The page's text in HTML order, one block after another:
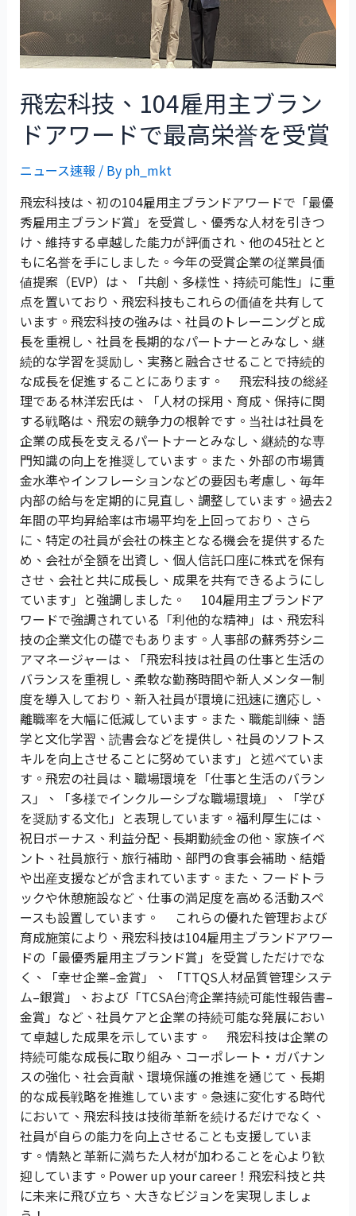
飛宏科技、104雇用主ブラン
ドアワードで最高栄誉を受賞
ニュース速報 / By ph_mkt
飛宏科技は、初の104雇用主ブランドアワードで「最優
秀雇用主ブランド賞」を受賞し、優秀な人材を引きつ
け、維持する卓越した能力が評価され、他の45社とと
もに名誉を手にしました。今年の受賞企業の従業員価
値提案（EVP）は、「共創、多様性、持続可能性」に重
点を置いており、飛宏科技もこれらの価値を共有して
います。飛宏科技の強みは、社員のトレーニングと成
長を重視し、社員を長期的なパートナーとみなし、継
続的な学習を奨励し、実務と融合させることで持続的
な成長を促進することにあります。 飛宏科技の総経
理である林洋宏氏は、「人材の採用、育成、保持に関
する戦略は、飛宏の競争力の根幹です。当社は社員を
企業の成長を支えるパートナーとみなし、継続的な専
門知識の向上を推奨しています。また、外部の市場賃
金水準やインフレーションなどの要因も考慮し、毎年
内部の給与を定期的に見直し、調整しています。過去2
年間の平均昇給率は市場平均を上回っており、さら
に、特定の社員が会社の株主となる機会を提供するた
め、会社が全額を出資し、個人信託口座に株式を保有
させ、会社と共に成長し、成果を共有できるようにし
ています」と強調しました。 104雇用主ブランドア
ワードで強調されている「利他的な精神」は、飛宏科
技の企業文化の礎でもあります。人事部の蘇秀芬シニ
アマネージャーは、「飛宏科技は社員の仕事と生活の
バランスを重視し、柔軟な勤務時間や新人メンター制
度を導入しており、新入社員が環境に迅速に適応し、
離職率を大幅に低減しています。また、職能訓練、語
学と文化学習、読書会などを提供し、社員のソフトス
キルを向上させることに努めています」と述べていま
す。飛宏の社員は、職場環境を「仕事と生活のバラン
ス」、「多様でインクルーシブな職場環境」、「学び
を奨励する文化」と表現しています。福利厚生には、
祝日ボーナス、利益分配、長期勤続金の他、家族イベ
ント、社員旅行、旅行補助、部門の食事会補助、結婚
や出産支援などが含まれています。また、フードトラ
ックや休憩施設など、仕事の満足度を高める活動スペ
ースも設置しています。 これらの優れた管理および
育成施策により、飛宏科技は104雇用主ブランドアワー
ドの「最優秀雇用主ブランド賞」を受賞しただけでな
く、「幸せ企業–金賞」、 「TTQS人材品質管理システ
ム–銀賞」、および「TCSA台湾企業持続可能性報告書–
金賞」など、社員ケアと企業の持続可能な発展におい
て卓越した成果を示しています。 飛宏科技は企業の
持続可能な成長に取り組み、コーポレート・ガバナン
スの強化、社会貢献、環境保護の推進を通じて、長期
的な成長戦略を推進しています。急速に変化する時代
において、飛宏科技は技術革新を続けるだけでなく、
社員が自らの能力を向上させることも支援していま
す。情熱と革新に満ちた人材が加わることを心より歓
迎しています。Power up your career！飛宏科技と共
に未来に飛び立ち、大きなビジョンを実現しましょ